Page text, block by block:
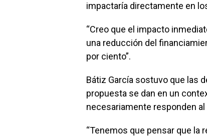
impactaría directamente en
“Creo que el impacto
una reducción del
por ciento”.
Bátiz García sostuvo que las
propuesta se dan en un
necesariamente responden
“Tenemos que pensar que la